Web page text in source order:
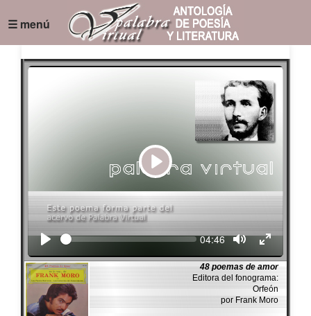
☰ menú
Play
Seek Current
04:46
48 poemas de amor
Editora del fonograma:
Orfeón
por Frank Moro